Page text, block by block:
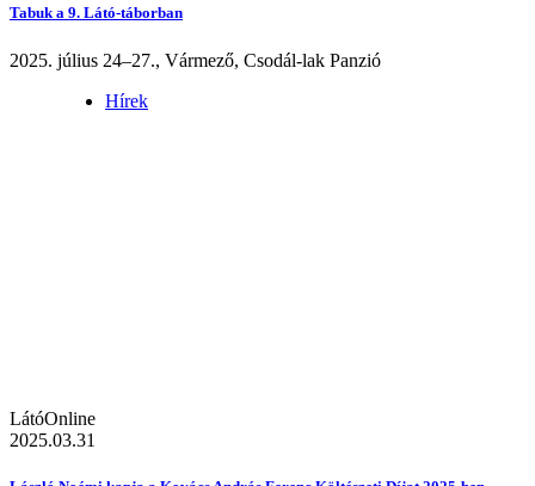
Tabuk a 9. Látó-táborban
2025. július 24–27., Vármező, Csodál-lak Panzió
Hírek
LátóOnline
2025.03.31